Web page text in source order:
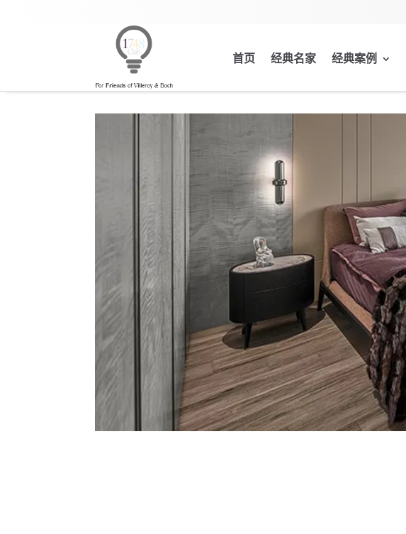
首页 经典名家 经典案例